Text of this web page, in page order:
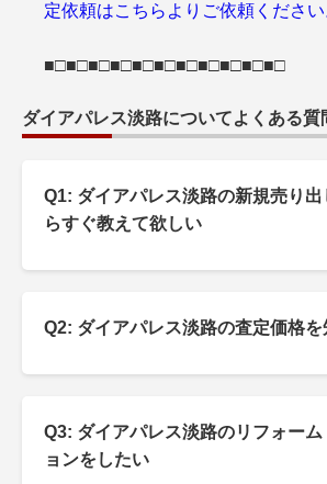
定依頼はこちらよりご依頼ください
■□■□■□■□■□■□■□■□■□■□■□
ダイアパレス淡路についてよくある質
Q1: ダイアパレス淡路の新規売り
らすぐ教えて欲しい
Q2: ダイアパレス淡路の査定価格
Q3: ダイアパレス淡路のリフォー
ョンをしたい